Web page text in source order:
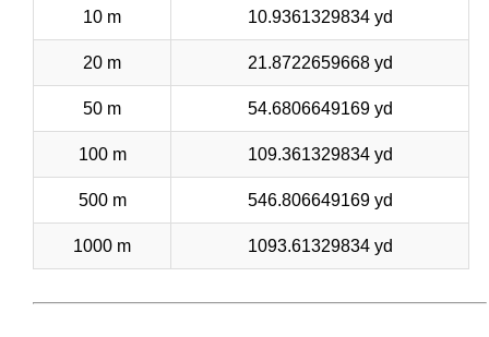
10 m 10.9361329834 yd
20 m 21.8722659668 yd
50 m 54.6806649169 yd
100 m 109.361329834 yd
500 m 546.806649169 yd
1000 m 1093.61329834 yd